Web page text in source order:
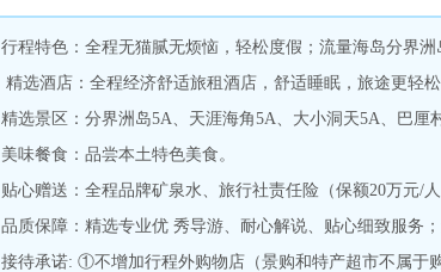
行程特色：全程无猫腻无烦恼，轻松度假；流量海岛分界
精选酒店：全程经济舒适旅租酒店，舒适睡眠，旅途更轻松
精选景区：分界洲岛5A、天涯海角5A、大小洞天5A、巴
美味餐食：品尝本土特色美食。
贴心赠送：全程品牌矿泉水、旅行社责任险（保额20万元/人
品质保障：精选专业优 秀导游、耐心解说、贴心细致服务
接待承诺: ①不增加行程外购物店（景购和特产超市不属于